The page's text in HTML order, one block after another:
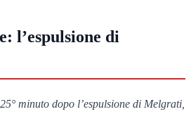
l’espulsione di
minuto dopo l’espulsione di Melgrati,